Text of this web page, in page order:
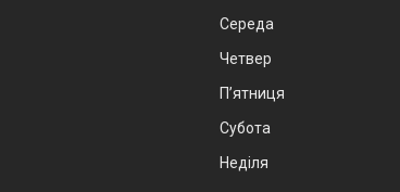
Середа
Четвер
Пʼятниця
Субота
Неділя